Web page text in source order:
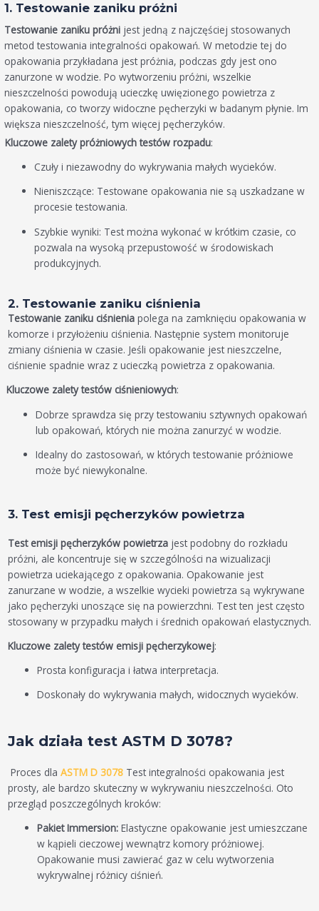
1. Testowanie zaniku próżni
Testowanie zaniku próżni jest jedną z najczęściej stosowanych
metod testowania integralności opakowań. W metodzie tej do
opakowania przykładana jest próżnia, podczas gdy jest ono
zanurzone w wodzie. Po wytworzeniu próżni, wszelkie
nieszczelności powodują ucieczkę uwięzionego powietrza z
opakowania, co tworzy widoczne pęcherzyki w badanym płynie. Im
większa nieszczelność, tym więcej pęcherzyków.
Kluczowe zalety próżniowych testów rozpadu:
Czuły i niezawodny do wykrywania małych wycieków.
Nieniszczące: Testowane opakowania nie są uszkadzane w
procesie testowania.
Szybkie wyniki: Test można wykonać w krótkim czasie, co
pozwala na wysoką przepustowość w środowiskach
produkcyjnych.
2. Testowanie zaniku ciśnienia
Testowanie zaniku ciśnienia polega na zamknięciu opakowania w
komorze i przyłożeniu ciśnienia. Następnie system monitoruje
zmiany ciśnienia w czasie. Jeśli opakowanie jest nieszczelne,
ciśnienie spadnie wraz z ucieczką powietrza z opakowania.
Kluczowe zalety testów ciśnieniowych:
Dobrze sprawdza się przy testowaniu sztywnych opakowań
lub opakowań, których nie można zanurzyć w wodzie.
Idealny do zastosowań, w których testowanie próżniowe
może być niewykonalne.
3. Test emisji pęcherzyków powietrza
Test emisji pęcherzyków powietrza jest podobny do rozkładu
próżni, ale koncentruje się w szczególności na wizualizacji
powietrza uciekającego z opakowania. Opakowanie jest
zanurzane w wodzie, a wszelkie wycieki powietrza są wykrywane
jako pęcherzyki unoszące się na powierzchni. Test ten jest często
stosowany w przypadku małych i średnich opakowań elastycznych.
Kluczowe zalety testów emisji pęcherzykowej:
Prosta konfiguracja i łatwa interpretacja.
Doskonały do wykrywania małych, widocznych wycieków.
Jak działa test ASTM D 3078?
Proces dla ASTM D 3078 Test integralności opakowania jest
prosty, ale bardzo skuteczny w wykrywaniu nieszczelności. Oto
przegląd poszczególnych kroków:
Pakiet Immersion: Elastyczne opakowanie jest umieszczane
w kąpieli cieczowej wewnątrz komory próżniowej.
Opakowanie musi zawierać gaz w celu wytworzenia
wykrywalnej różnicy ciśnień.